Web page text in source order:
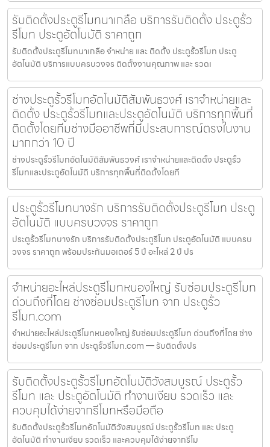
รับติดตั้งประตูรีโมทนาเกลือ บริการรับติดตั้ง ประตูรั้ว
รีโมท ประตูอัตโนมัติ ราคาถูก
รับติดตั้งประตูรีโมทนาเกลือ จำหน่าย และ ติดตั้ง ประตูรั้วรีโมท ประตู
อัตโนมัติ บริการแบบครบวงจร ติดตั้งงานคุณภาพ และ รวดเ
ช่างประตูรั้วรีโมทอัตโนมัติสัมพันธวงศ์ เราจำหน่ายและ
ติดตั้ง ประตูรั้วรีโมทและประตูอัตโนมัติ บริการทุกพื้นที่
ติดตั้งโดยทีมช่างมืออาชีพที่มีประสบการณ์ตรงในงาน
มากกว่า 10 ปี
ช่างประตูรั้วรีโมทอัตโนมัติสัมพันธวงศ์ เราจำหน่ายและติดตั้ง ประตูรั้ว
รีโมทและประตูอัตโนมัติ บริการทุกพื้นที่ติดตั้งโดยที
ประตูรั้วรีโมทบางรัก บริการรับติดตั้งประตูรีโมท ประตู
อัตโนมัติ แบบครบวงจร ราคาถูก
ประตูรั้วรีโมทบางรัก บริการรับติดตั้งประตูรีโมท ประตูอัตโนมัติ แบบครบ
วงจร ราคาถูก พร้อมประกันมอเตอร์ 5 ปี อะไหล่ 2 ปี ปร
จำหน่ายอะไหล่ประตูรีโมทหนองใหญ่ รับซ่อมประตูรีโมท
ด่วนถึงที่โดย ช่างซ่อมประตูรีโมท จาก ประตูรั้ว
รีโมท.com
จำหน่ายอะไหล่ประตูรีโมทหนองใหญ่ รับซ่อมประตูรีโมท ด่วนถึงที่โดย ช่าง
ซ่อมประตูรีโมท จาก ประตูรั้วรีโมท.com — รับติดตั้งปร
รับติดตั้งประตูรั้วรีโมทอัตโนมัติวังสมบูรณ์ ประตูรั้ว
รีโมท และ ประตูอัตโนมัติ ทำงานเงียบ รวดเร็ว และ
ควบคุมได้ง่ายจากรีโมทหรือมือถือ
รับติดตั้งประตูรั้วรีโมทอัตโนมัติวังสมบูรณ์ ประตูรั้วรีโมท และ ประตู
อัตโนมัติ ทำงานเงียบ รวดเร็ว และควบคุมได้ง่ายจากรีโม